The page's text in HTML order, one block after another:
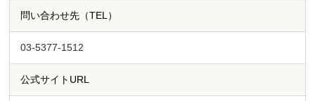
問い合わせ先（TEL）
03-5377-1512
公式サイトURL